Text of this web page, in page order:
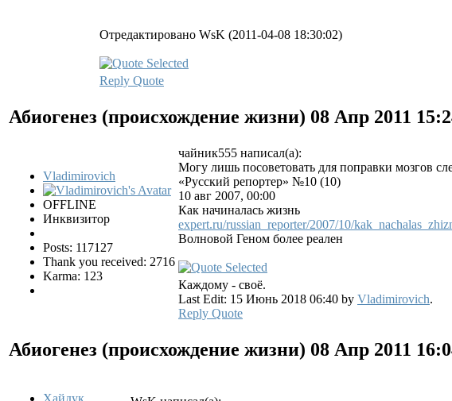
Отредактировано WsK (2011-04-08 18:30:02)
Reply Quote
Абиогенез (происхождение жизни) 08 Апр 2011
Vladimirovich
OFFLINE
Инквизитор
Posts: 117127
Thank you received: 2716
Karma: 123
чайник555 написал(а):
Могу лишь посоветовать для поправки мозгов
«Русский репортер» №10 (10)
10 авг 2007, 00:00
Как начиналась жизнь
expert.ru/russian_reporter/2007/10/
Волновой Геном более реален
Каждому - своё.
Last Edit: 15 Июнь 2018 06:40 by Vladimirovich.
Reply Quote
Абиогенез (происхождение жизни) 08 Апр 2011
Хайдук